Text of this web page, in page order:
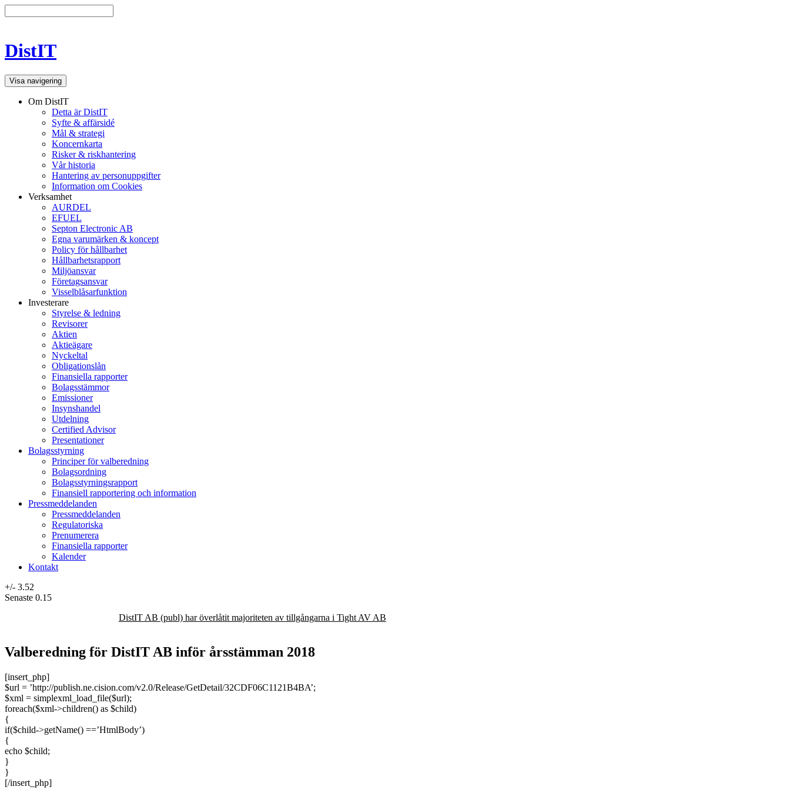
DistIT
Visa navigering
Om DistIT
Detta är DistIT
Syfte & affärsidé
Mål & strategi
Koncernkarta
Risker & riskhantering
Vår historia
Hantering av personuppgifter
Information om Cookies
Verksamhet
AURDEL
EFUEL
Septon Electronic AB
Egna varumärken & koncept
Policy för hållbarhet
Hållbarhetsrapport
Miljöansvar
Företagsansvar
Visselblåsarfunktion
Investerare
Styrelse & ledning
Revisorer
Aktien
Aktieägare
Nyckeltal
Obligationslån
Finansiella rapporter
Bolagsstämmor
Emissioner
Insynshandel
Utdelning
Certified Advisor
Presentationer
Bolagsstyrning
Principer för valberedning
Bolagsordning
Bolagsstyrningsrapport
Finansiell rapportering och information
Pressmeddelanden
Pressmeddelanden
Regulatoriska
Prenumerera
Finansiella rapporter
Kalender
Kontakt
+/- 3.52
Senaste 0.15
DistIT AB (publ) har överlåtit majoriteten av tillgångarna i Tight AV AB
Valberedning för DistIT AB inför årsstämman 2018
[insert_php]
$url = ’http://publish.ne.cision.com/v2.0/Release/GetDetail/32CDF06C1121B4BA’;
$xml = simplexml_load_file($url);
foreach($xml->children() as $child)
{
if($child->getName() ==’HtmlBody’)
{
echo $child;
}
}
[/insert_php]